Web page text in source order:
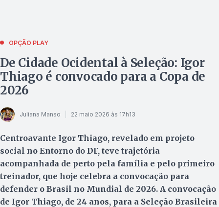
OPÇÃO PLAY
De Cidade Ocidental à Seleção: Igor
Thiago é convocado para a Copa de
2026
Juliana Manso 22 maio 2026 às 17h13
Centroavante Igor Thiago, revelado em projeto
social no Entorno do DF, teve trajetória
acompanhada de perto pela família e pelo primeiro
treinador, que hoje celebra a convocação para
defender o Brasil no Mundial de 2026. A convocação
de Igor Thiago, de 24 anos, para a Seleção Brasileira